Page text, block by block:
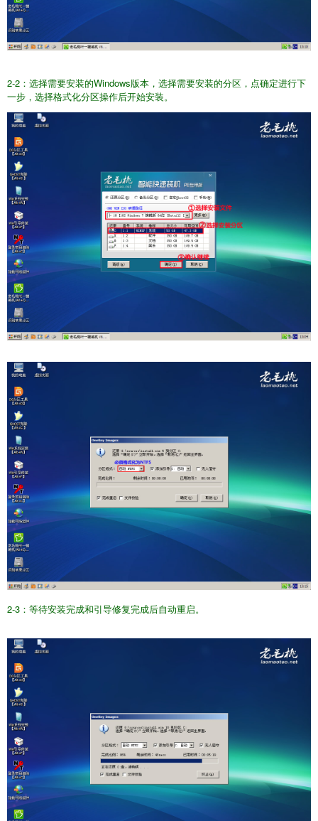
2-2：选择需要安装的Windows版本，选择需要安装的分区，点确定进行下
一步，选择格式化分区操作后开始安装。
2-3：等待安装完成和引导修复完成后自动重启。